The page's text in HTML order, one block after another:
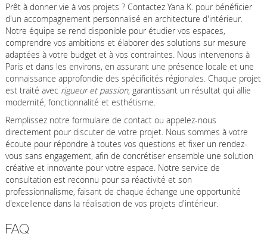
Prêt à donner vie à vos projets ? Contactez Yana K. pour bénéficier
d'un accompagnement personnalisé en architecture d'intérieur.
Notre équipe se rend disponible pour étudier vos espaces,
comprendre vos ambitions et élaborer des solutions sur mesure
adaptées à votre budget et à vos contraintes. Nous intervenons à
Paris et dans les environs, en assurant une présence locale et une
connaissance approfondie des spécificités régionales. Chaque projet
est traité avec rigueur et passion, garantissant un résultat qui allie
modernité, fonctionnalité et esthétisme.
Remplissez notre formulaire de contact ou appelez-nous
directement pour discuter de votre projet. Nous sommes à votre
écoute pour répondre à toutes vos questions et fixer un rendez-
vous sans engagement, afin de concrétiser ensemble une solution
créative et innovante pour votre espace. Notre service de
consultation est reconnu pour sa réactivité et son
professionnalisme, faisant de chaque échange une opportunité
d'excellence dans la réalisation de vos projets d'intérieur.
FAQ